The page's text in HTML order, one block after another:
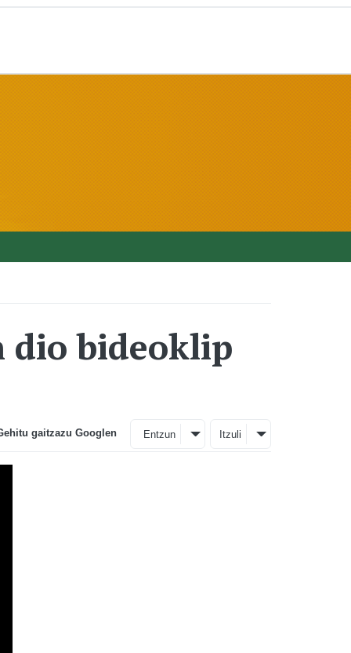
dio bideoklip
gaitzazu Googlen Entzun Itzuli